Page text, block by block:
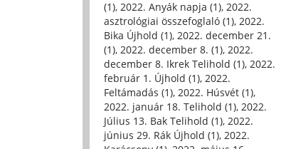
(1), 2022. Anyák napja (1), 2022.
asztrológiai összefoglaló (1), 2022.
Bika Újhold (1), 2022. december 21.
(1), 2022. december 8. (1), 2022.
december 8. Ikrek Telihold (1), 2022.
február 1. Újhold (1), 2022.
Feltámadás (1), 2022. Húsvét (1),
2022. január 18. Telihold (1), 2022.
Július 13. Bak Telihold (1), 2022.
június 29. Rák Újhold (1), 2022.